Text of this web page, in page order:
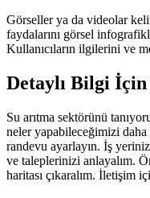
Görseller ya da videolar
faydalarını görsel
Kullanıcıların ilgilerini ve
Detaylı Bilgi
Su arıtma sektörünü
neler yapabileceğimizi
randevu ayarlayın. İş
ve taleplerinizi anlayalım.
haritası çıkaralım. İletişim